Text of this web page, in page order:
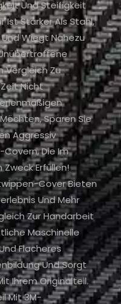
Und Steifigkeit
Ist Stärker Als Stahl,
Wiegt Nahezu
Vergleich Zu
Nicht
Sparen Sie
Aggressiv
Die Im
Erfüllen!
Cover Bieten
Und Mehr
Zur Handarbeit
Maschinelle
Flacheres
Und Sorgt
Ihrem Originalteil.
Mit 3M-